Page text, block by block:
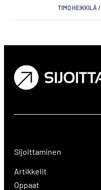
TIMO HEIKKILÄ /
Sijoittaminen
Artikkelit
Oppaat